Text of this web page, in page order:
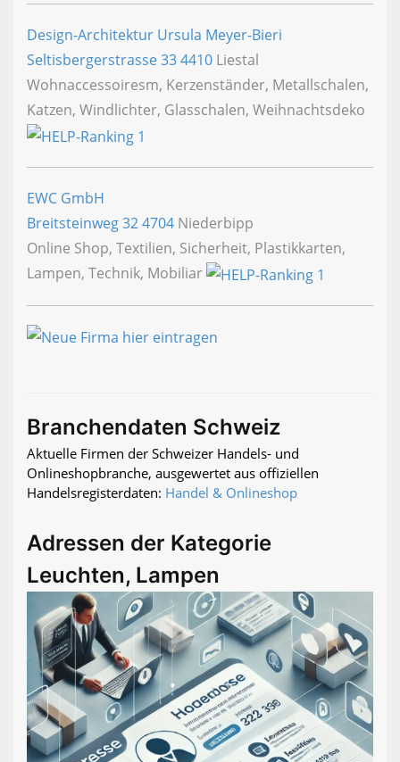
Design-Architektur Ursula Meyer-Bieri
Seltisbergerstrasse 334410 Liestal
Wohnaccessoiresm, Kerzenständer, Metallschalen,
Katzen, Windlichter, Glasschalen, Weihnachtsdeko
EWC GmbH
Breitsteinweg 324704 Niederbipp
Online Shop, Textilien, Sicherheit, Plastikkarten,
Lampen, Technik, Mobiliar
Branchendaten Schweiz
Aktuelle Firmen der Schweizer Handels- und
Onlineshopbranche, ausgewertet aus offiziellen
Handelsregisterdaten: Handel & Onlineshop
Adressen der Kategorie
Leuchten, Lampen